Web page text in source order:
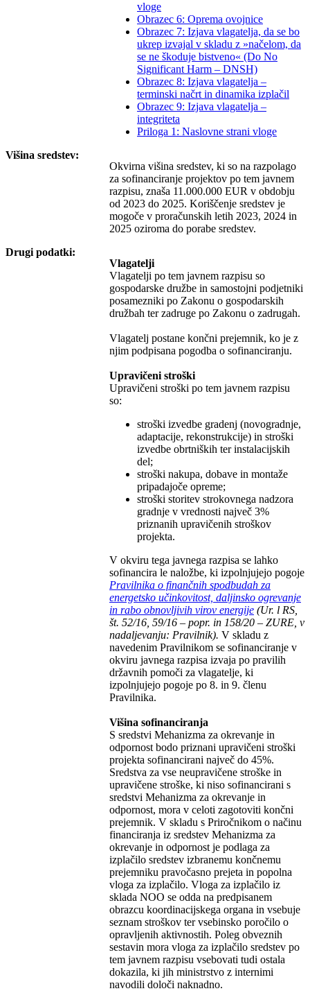
vloge
Obrazec 6: Oprema ovojnice
Obrazec 7: Izjava vlagatelja, da se bo
ukrep izvajal v skladu z »načelom, da
se ne škoduje bistveno« (Do No
Significant Harm – DNSH)
Obrazec 8: Izjava vlagatelja –
terminski načrt in dinamika izplačil
Obrazec 9: Izjava vlagatelja –
integriteta
Priloga 1: Naslovne strani vloge
Višina sredstev:
Okvirna višina sredstev, ki so na razpolago
za sofinanciranje projektov po tem javnem
razpisu, znaša 11.000.000 EUR v obdobju
od 2023 do 2025. Koriščenje sredstev je
mogoče v proračunskih letih 2023, 2024 in
2025 oziroma do porabe sredstev.
Drugi podatki:
Vlagatelji
Vlagatelji po tem javnem razpisu so
gospodarske družbe in samostojni podjetniki
posamezniki po Zakonu o gospodarskih
družbah ter zadruge po Zakonu o zadrugah.
Vlagatelj postane končni prejemnik, ko je z
njim podpisana pogodba o sofinanciranju.
Upravičeni stroški
Upravičeni stroški po tem javnem razpisu
so:
stroški izvedbe gradenj (novogradnje,
adaptacije, rekonstrukcije) in stroški
izvedbe obrtniških ter instalacijskih
del;
stroški nakupa, dobave in montaže
pripadajoče opreme;
stroški storitev strokovnega nadzora
gradnje v vrednosti največ 3%
priznanih upravičenih stroškov
projekta.
V okviru tega javnega razpisa se lahko
sofinancira le naložbe, ki izpolnjujejo pogoje
Pravilnika o finančnih spodbudah za
energetsko učinkovitost, daljinsko ogrevanje
in rabo obnovljivih virov energije (Ur. l RS,
št. 52/16, 59/16 – popr. in 158/20 – ZURE, v
nadaljevanju: Pravilnik). V skladu z
navedenim Pravilnikom se sofinanciranje v
okviru javnega razpisa izvaja po pravilih
državnih pomoči za vlagatelje, ki
izpolnjujejo pogoje po 8. in 9. členu
Pravilnika.
Višina sofinanciranja
S sredstvi Mehanizma za okrevanje in
odpornost bodo priznani upravičeni stroški
projekta sofinancirani največ do 45%.
Sredstva za vse neupravičene stroške in
upravičene stroške, ki niso sofinancirani s
sredstvi Mehanizma za okrevanje in
odpornost, mora v celoti zagotoviti končni
prejemnik. V skladu s Priročnikom o načinu
financiranja iz sredstev Mehanizma za
okrevanje in odpornost je podlaga za
izplačilo sredstev izbranemu končnemu
prejemniku pravočasno prejeta in popolna
vloga za izplačilo. Vloga za izplačilo iz
sklada NOO se odda na predpisanem
obrazcu koordinacijskega organa in vsebuje
seznam stroškov ter vsebinsko poročilo o
opravljenih aktivnostih. Poleg obveznih
sestavin mora vloga za izplačilo sredstev po
tem javnem razpisu vsebovati tudi ostala
dokazila, ki jih ministrstvo z internimi
navodili določi naknadno.